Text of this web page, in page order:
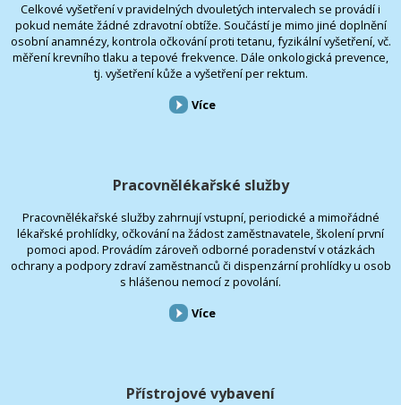
Celkové vyšetření v pravidelných dvouletých intervalech se provádí i
pokud nemáte žádné zdravotní obtíže. Součástí je mimo jiné doplnění
osobní anamnézy, kontrola očkování proti tetanu, fyzikální vyšetření, vč.
měření krevního tlaku a tepové frekvence. Dále onkologická prevence,
tj. vyšetření kůže a vyšetření per rektum.
Více
Pracovnělékařské služby
Pracovnělékařské služby zahrnují vstupní, periodické a mimořádné
lékařské prohlídky, očkování na žádost zaměstnavatele, školení první
pomoci apod. Provádím zároveň odborné poradenství v otázkách
ochrany a podpory zdraví zaměstnanců či dispenzární prohlídky u osob
s hlášenou nemocí z povolání.
Více
Přístrojové vybavení